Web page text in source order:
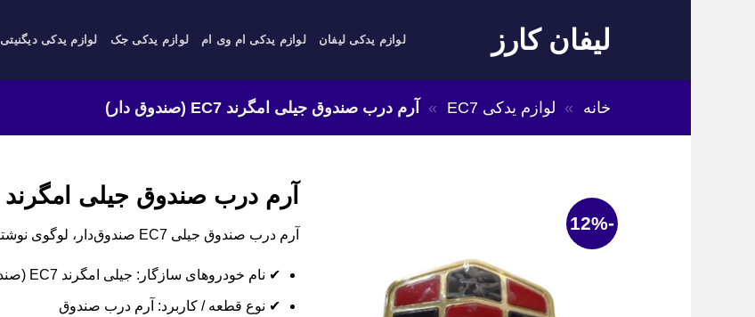
لیفان کارز لوازم یدکی لیفان لوازم یدکی ام وی ام لوازم یدکی جک لوازم یدکی دیگنیتی
خانه » لوازم یدکی EC7 » آرم درب صندوق جیلی امگرند EC7 (صندوق دار)
-12%
آرم درب صندوق جیلی امگرند EC7 (صندوق دار)
آرم درب صندوق جیلی EC7 صندوق‌دار، لوگوی نوشتاری. این قطعه با چسب دوطرفه نصب می‌شود.
✔ نام خودروهای سازگار: جیلی امگرند EC7 (صندوق دار)
✔ نوع قطعه / کاربرد: آرم درب صندوق